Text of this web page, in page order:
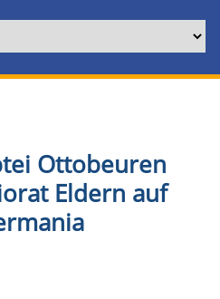
Ottobeuren
Eldern auf